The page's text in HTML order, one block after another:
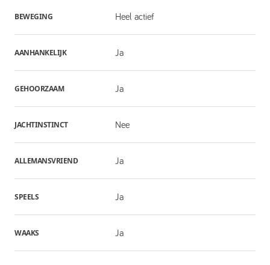
BEWEGING Heel actief
AANHANKELIJK Ja
GEHOORZAAM Ja
JACHTINSTINCT Nee
ALLEMANSVRIEND Ja
SPEELS Ja
WAAKS Ja